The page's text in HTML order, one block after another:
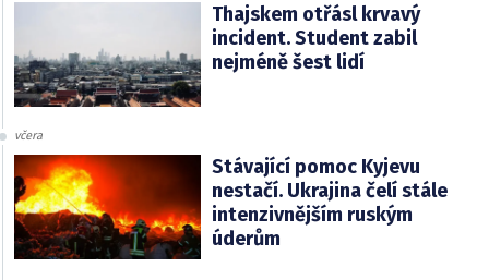
Thajskem otřásl krvavý
incident. Student zabil
nejméně šest lidí
včera
Stávající pomoc Kyjevu
nestačí. Ukrajina čelí stále
intenzivnějším ruským
úderům